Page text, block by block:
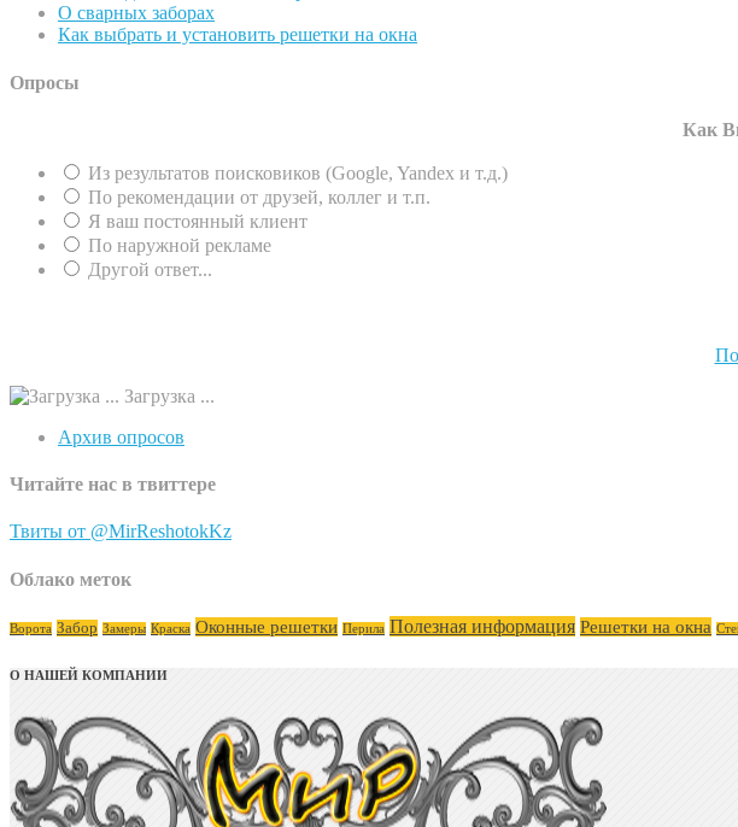
О сварных заборах
Как выбрать и установить решетки на окна
Опросы
Как
Из результатов поисковиков (Google, Yandex и т.д.)
По рекомендации от друзей, коллег и т.п.
Я ваш постоянный клиент
По наружной рекламе
Другой ответ...
Загрузка ...
Архив опросов
Читайте нас в твиттере
Твиты от @MirReshotokKz
Облако меток
Ворота Забор Замеры Краска Оконные решетки Перила Полезная информация Решетки на окна
О НАШЕЙ КОМПАНИИ